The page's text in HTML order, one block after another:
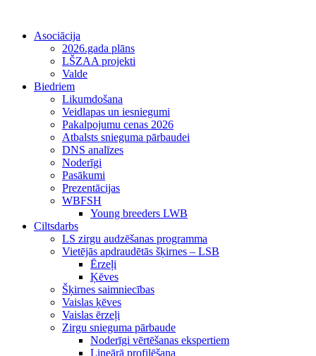
Asociācija
2026.gada plāns
LŠZAA projekti
Valde
Biedriem
Likumdošana
Veidlapas un iesniegumi
Pakalpojumu cenas 2026
Atbalsts snieguma pārbaudei
DNS analīzes
Noderīgi
Pasākumi
Prezentācijas
WBFSH
Young breeders LWB
Ciltsdarbs
LS zirgu audzēšanas programma
Vietējās apdraudētās šķirnes – LSB
Ērzeļi
Ķēves
Šķirnes saimniecības
Vaislas ķēves
Vaislas ērzeļi
Zirgu snieguma pārbaude
Noderīgi vērtēšanas ekspertiem
Lineārā profilēšana